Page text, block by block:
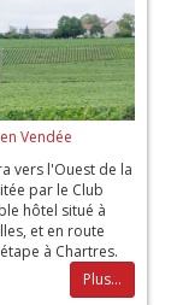
Vendée
vers l'Ouest de la
par le Club
hôtel situé à
et en route
à Chartres.
Plus...